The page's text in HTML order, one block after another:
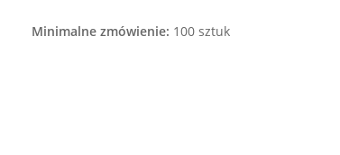
Minimalne zmówienie: 100 sztuk